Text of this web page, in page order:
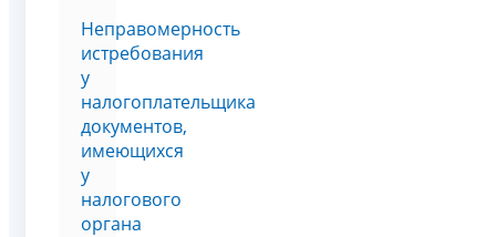
Неправомерность
истребования
у
налогоплательщика
документов,
имеющихся
у
налогового
органа